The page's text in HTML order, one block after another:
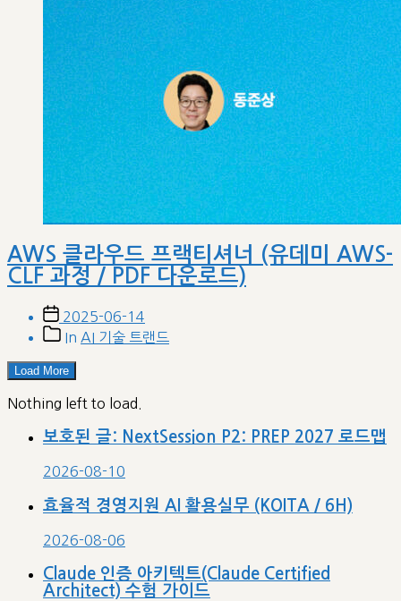
AWS 클라우드 프랙티셔너 (유데미 AWS-
CLF 과정 / PDF 다운로드)
Post
date
2025-06-14
PostIn AI 기술 트랜드
Load More
Nothing left to load.
보호된 글: NextSession P2: PREP 2027 로드맵
2026-08-10
효율적 경영지원 AI 활용실무 (KOITA / 6H)
2026-08-06
Claude 인증 아키텍트(Claude Certified
Architect) 수험 가이드